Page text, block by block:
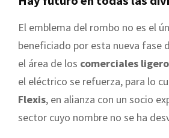
El emblema del rombo no es el
beneficiado por esta nueva fase
el área de los comerciales
el eléctrico se refuerza, para lo
Flexis, en alianza con un socio
sector cuyo nombre no se ha